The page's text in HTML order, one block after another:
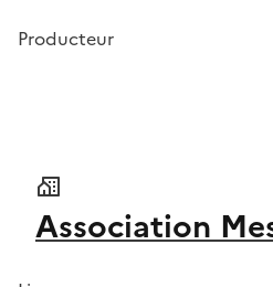
Producteur
Association